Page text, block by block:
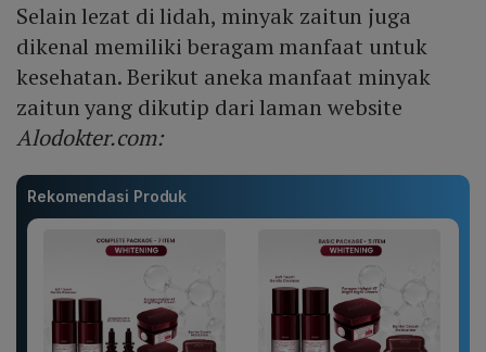
Selain lezat di lidah, minyak zaitun juga
dikenal memiliki beragam manfaat untuk
kesehatan. Berikut aneka manfaat minyak
zaitun yang dikutip dari laman website
Alodokter.com:
Rekomendasi Produk